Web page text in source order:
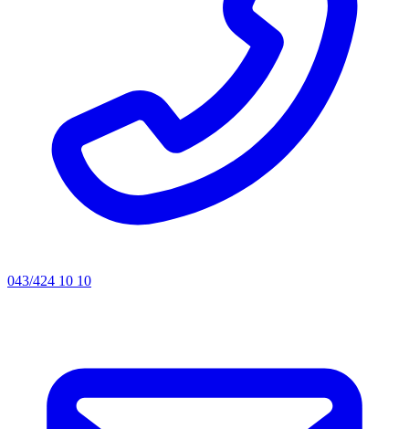
043/424 10 10